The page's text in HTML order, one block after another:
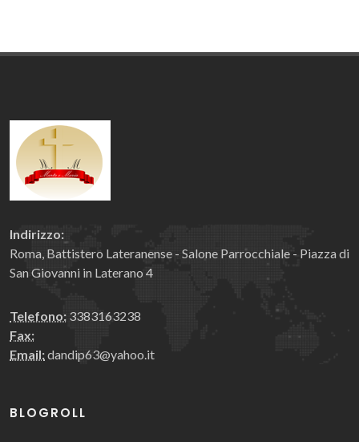
Indirizzo:
Roma, Battistero Lateranense - Salone Parrocchiale - Piazza di
San Giovanni in Laterano 4
Telefono: 3383163238
Fax:
Email:dandip63@yahoo.it
BLOGROLL